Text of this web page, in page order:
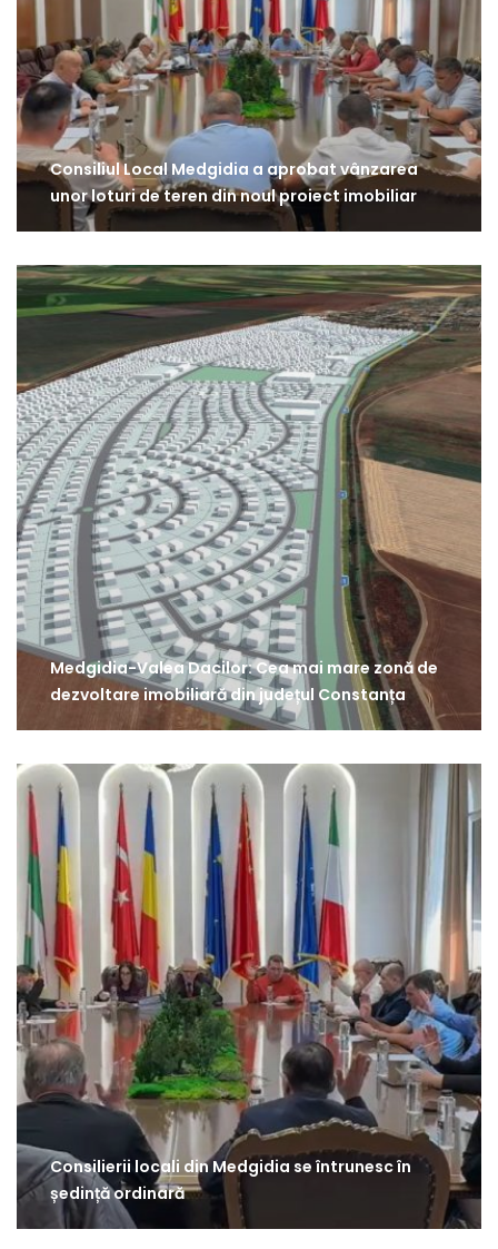
Consiliul Local Medgidia a aprobat vânzarea
unor loturi de teren din noul proiect imobiliar
Medgidia-Valea Dacilor: Cea mai mare zonă de
dezvoltare imobiliară din județul Constanța
Consilierii locali din Medgidia se întrunesc în
ședință ordinară